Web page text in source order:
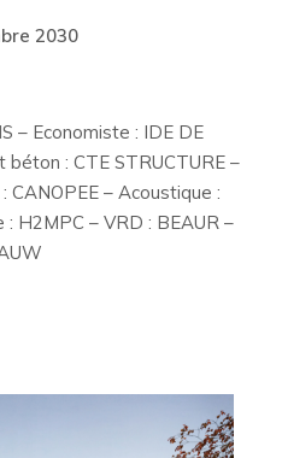
2030
– Economiste : IDE DE
béton : CTE STRUCTURE –
CANOPEE – Acoustique :
: H2MPC – VRD : BEAUR –